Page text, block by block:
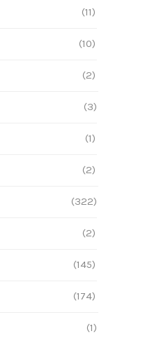
(11)
(10)
(2)
(3)
(1)
(2)
(322)
(2)
(145)
(174)
(1)